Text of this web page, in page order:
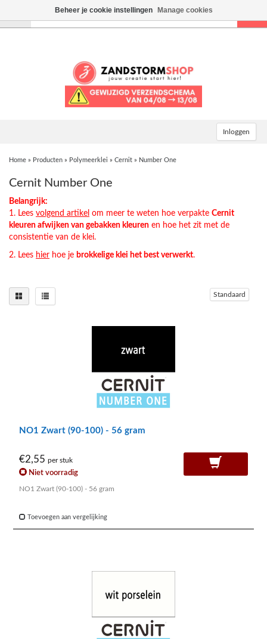
Inloggen
Home » Producten » Polymeerklei » Cernit » Number One
Cernit Number One
Belangrijk:
1. Lees volgend artikel om meer te weten hoe verpakte Cernit
kleuren afwijken van gebakken kleuren en hoe het zit met de
consistentie van de klei.
2. Lees hier hoe je brokkelige klei het best verwerkt.
Standaard
NO1 Zwart (90-100) - 56 gram
€2,55 per stuk
Niet voorradig
NO1 Zwart (90-100) - 56 gram
Toevoegen aan vergelijking
Beheer je cookie instellingen Manage cookies